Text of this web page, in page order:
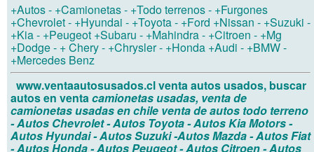
+Autos- +Camionetas- +Todo terrenos- +Furgones
+Chevrolet- +Hyundai - +Toyota- +Ford +Nissan - +Suzuki -
+Kia- +Peugeot +Subaru - +Mahindra- +Citroen - +Mg
+Dodge- + Chery- +Chrysler- +Honda +Audi - +BMW-
+Mercedes Benz
www.ventaautosusados.clventa autos usados, buscar
autos en venta camionetas usadas, venta de
camionetas usadas en chile venta de autos todo terreno
- Autos Chevrolet- Autos Toyota- Autos Kia Motors-
Autos Hyundai- Autos Suzuki-Autos Mazda- Autos Fiat
- Autos Honda- Autos Peugeot- Autos Citroen- Autos